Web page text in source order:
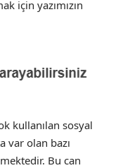
için yazımızın
kullanılan sosyal
var olan bazı
Bu can